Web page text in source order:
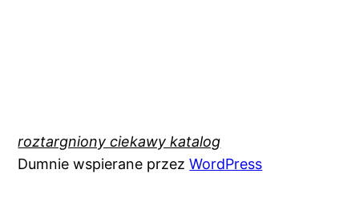
roztargniony ciekawy katalog
Dumnie wspierane przezWordPress